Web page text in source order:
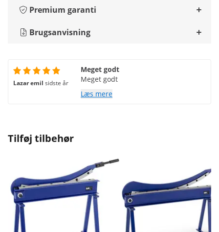
Premium garanti
Brugsanvisning
Lazar emil sidste år
Meget godt
Meget godt
Læs mere
Tilføj tilbehør